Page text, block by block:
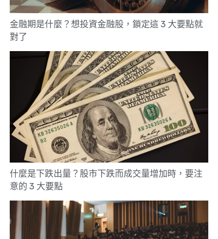
金融期是什麼？想投資金融股，鎖定這 3 大要點就
對了
什麼是下跌出量？股市下跌而成交量增加時，要注
意的 3 大要點